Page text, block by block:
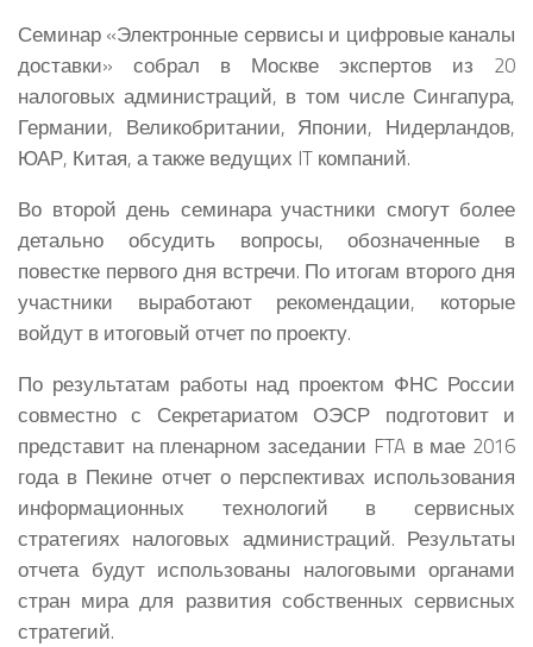
Семинар «Электронные сервисы и цифровые каналы
доставки» собрал в Москве экспертов из 20
налоговых администраций, в том числе Сингапура,
Германии, Великобритании, Японии, Нидерландов,
ЮАР, Китая, а также ведущих IT компаний.
Во второй день семинара участники смогут более
детально обсудить вопросы, обозначенные в
повестке первого дня встречи. По итогам второго дня
участники выработают рекомендации, которые
войдут в итоговый отчет по проекту.
По результатам работы над проектом ФНС России
совместно с Секретариатом ОЭСР подготовит и
представит на пленарном заседании FTA в мае 2016
года в Пекине отчет о перспективах использования
информационных технологий в сервисных
стратегиях налоговых администраций. Результаты
отчета будут использованы налоговыми органами
стран мира для развития собственных сервисных
стратегий.